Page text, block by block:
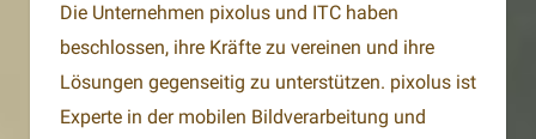
Die Unternehmen pixolus und ITC haben
beschlossen, ihre Kräfte zu vereinen und ihre
Lösungen gegenseitig zu unterstützen. pixolus ist
Experte in der mobilen Bildverarbeitung und